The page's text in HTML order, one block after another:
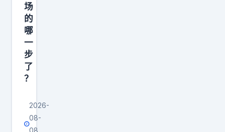
缺
，
市
场
上
找
同
等
场
的
哪
一
步
了
？
2026-
08-
08